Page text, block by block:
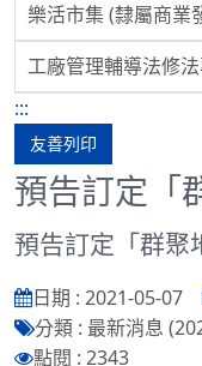
樂活市集 (隸屬商業
工廠管理輔導法修
:::
友善列印
預告訂定「
預告訂定「群聚
日期 : 2021-05-07
分類 : 最新消息
點閱 : 2343